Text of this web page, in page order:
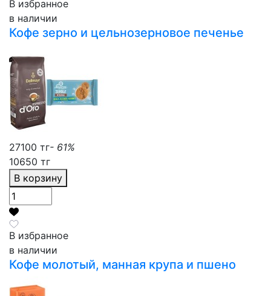
В избранное
в наличии
Кофе зерно и цельнозерновое печенье
27100 тг- 61%
10650 тг
В корзину
В избранное
в наличии
Кофе молотый, манная крупа и пшено